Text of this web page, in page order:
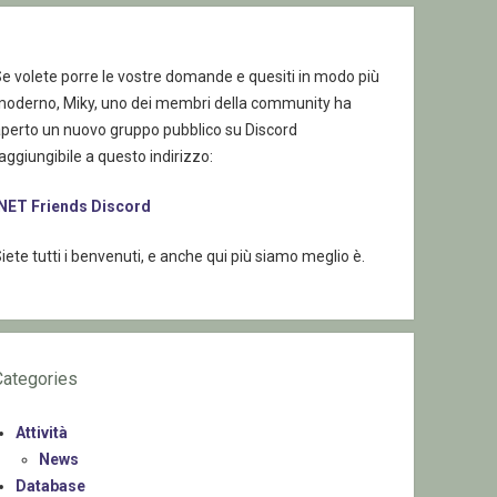
volete porre le vostre domande e quesiti in modo più
Miky, uno dei membri della community ha
un nuovo gruppo pubblico su Discord
a questo indirizzo:
Friends Discord
tutti i benvenuti, e anche qui più siamo meglio è.
Attività
News
Database